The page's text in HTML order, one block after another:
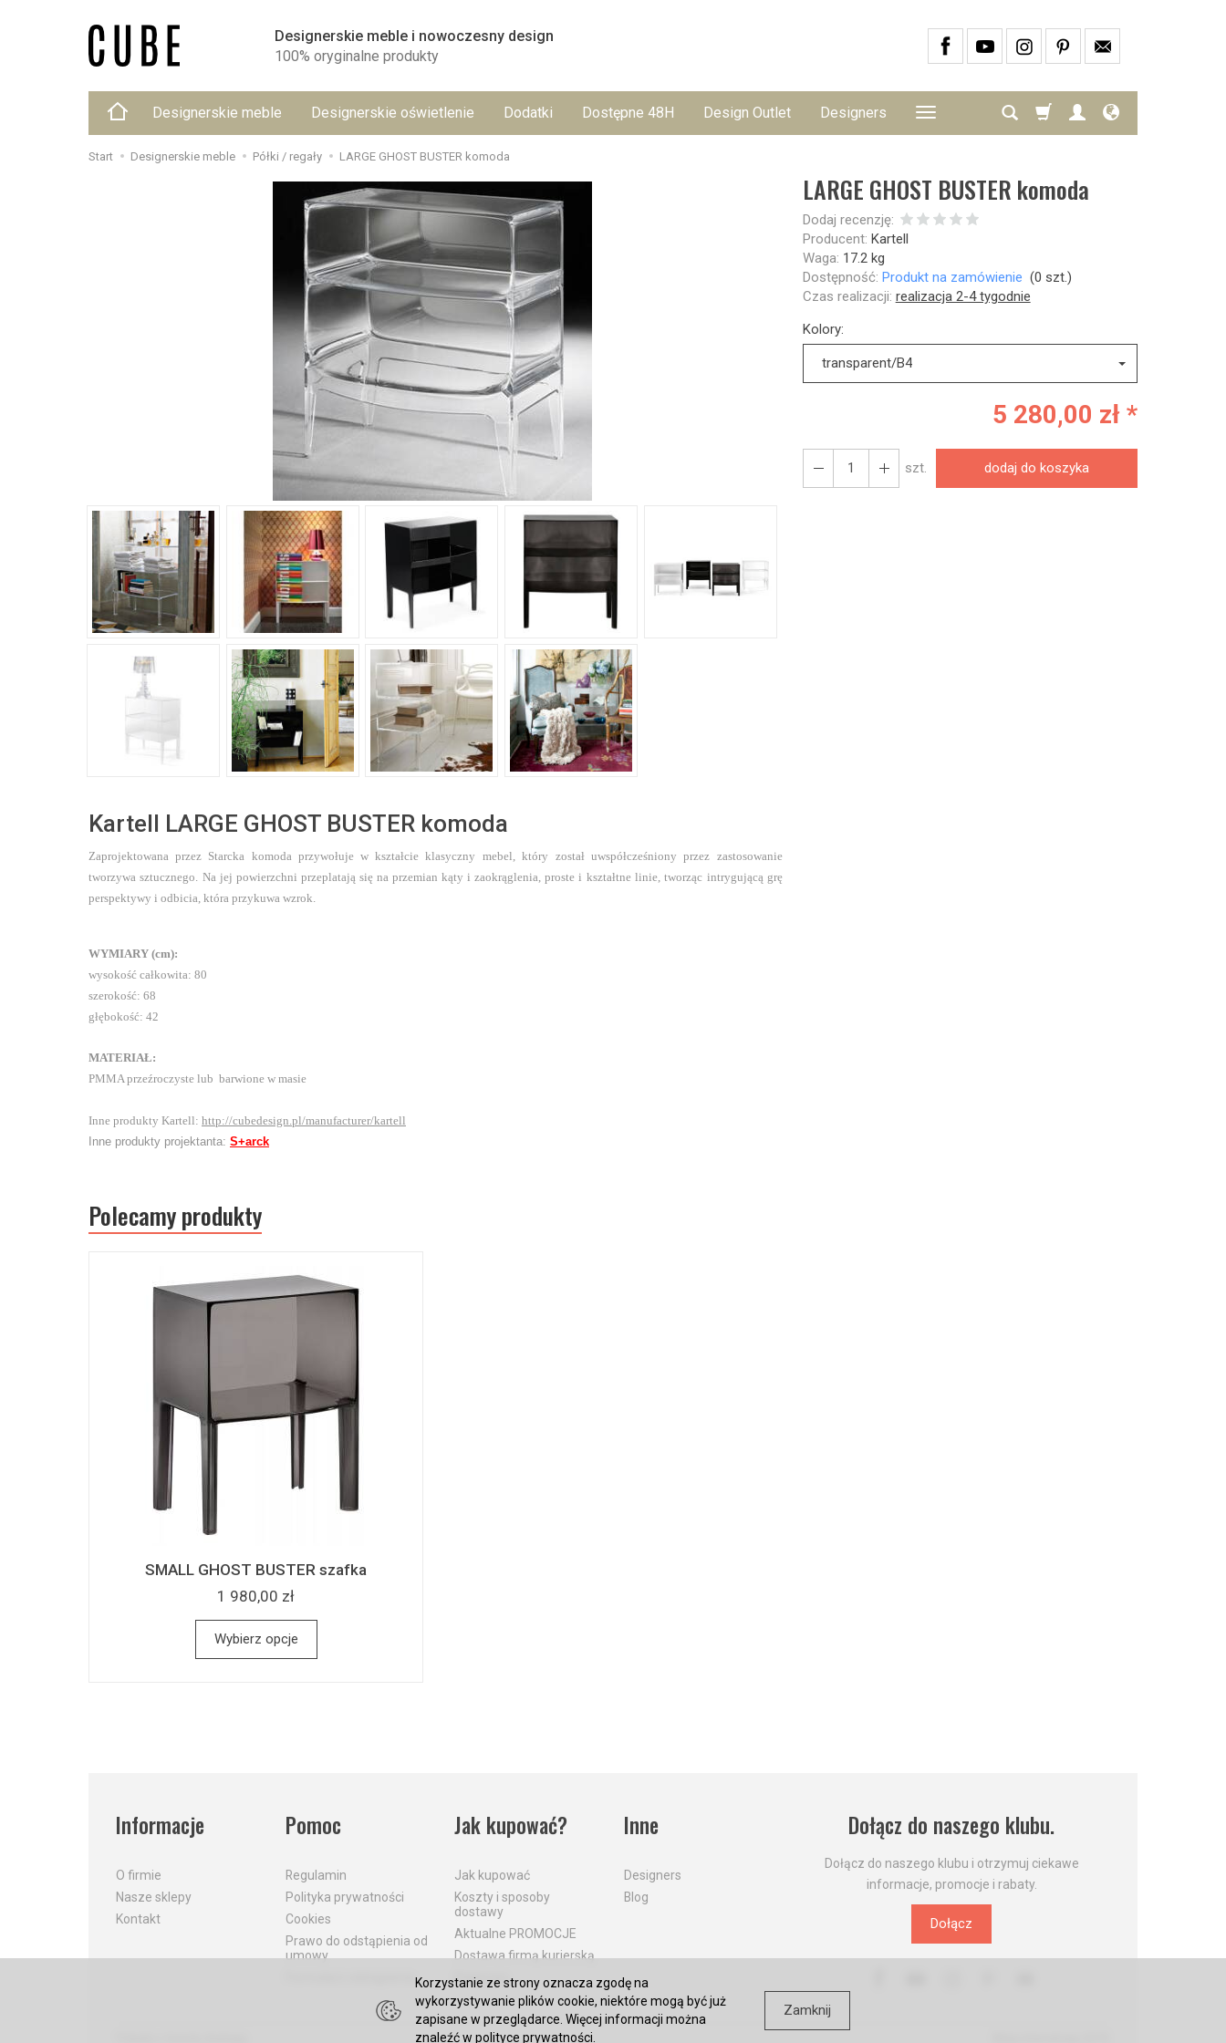
Designerskie meble i nowoczesny design
100% oryginalne produkty
Designerskie meble Designerskie oświetlenie Dodatki Dostępne 48H Design Outlet Designers
Start Designerskie meble Półki / regały LARGE GHOST BUSTER komoda
LARGE GHOST BUSTER komoda
Dodaj recenzję:
Producent: Kartell
Waga: 17.2kg
Dostępność: Produkt na zamówienie (0 szt.)
Czas realizacji: realizacja 2-4 tygodnie
Kolory:
transparent/B4
5 280,00 zł *
szt. dodaj do koszyka
Kartell LARGE GHOST BUSTER komoda
Zaprojektowana przez Starcka komoda przywołuje w kształcie klasyczny mebel, który
został uwspółcześniony przez zastosowanie
tworzywa sztucznego. Na jej powierzchni przeplatają się na przemian kąty i zaokrąglenia, proste i kształtne linie, tworząc intrygującą grę
perspektywy i odbicia, która przykuwa wzrok.
WYMIARY (cm):
wysokość całkowita: 80
szerokość: 68
głębokość: 42
MATERIAŁ:
PMMA przeźroczyste lub barwione w masie
Inne produkty Kartell: http://cubedesign.pl/manufacturer/kartell
Inne produkty projektanta: S+arck
Polecamy produkty
SMALL GHOST BUSTER szafka
1 980,00 zł
Wybierz opcje
Informacje
O firmie
Nasze sklepy
Kontakt
Pomoc
Regulamin
Polityka prywatności
Cookies
Prawo do odstąpienia od
umowy
Jak kupować?
Jak kupować
Koszty i sposoby
dostawy
Aktualne PROMOCJE
Dostawa firmą kurierską
Płatności
Inne
Designers
Blog
Dołącz do naszego klubu.
Dołącz do naszego klubu i otrzymuj ciekawe
informacje, promocje i rabaty.
Dołącz
Korzystanie ze strony oznacza zgodę na
wykorzystywanie plików cookie, niektóre mogą być już
zapisane w przeglądarce. Więcej informacji można
znaleźć w polityce prywatności
Zamknij